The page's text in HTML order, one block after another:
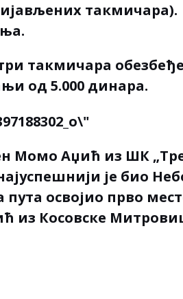
такмичара).
такмичара
од 5.000 динара.
Момо Аџић из ШК
је био
освојио прво
из Косовске